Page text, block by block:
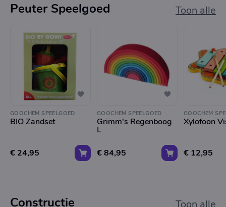
Peuter Speelgoed Toon alle
GOOCHEM SPEELGOED
BIO Zandset
€ 24,95
GOOCHEM SPEELGOED
Grimm's Regenboog
L
€ 84,95
GOOCHEM
Xylofoon
€ 12,95
Constructie Toon alle